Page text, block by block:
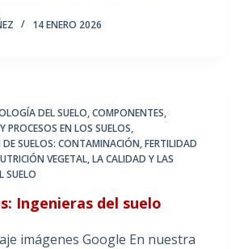
14 ENERO 2026
DEL SUELO,COMPONENTES,
PROCESOS EN LOS SUELOS,
SUELOS: CONTAMINACIÓN,FERTILIDAD
VEGETAL,LA CALIDAD Y LAS
SUELO
Ingenieras del suelo
imágenes Google En nuestra